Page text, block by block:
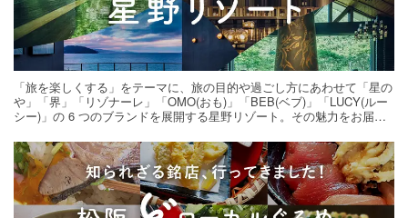
「旅を楽しくする」をテーマに、旅の目的や過ごし方にあわせて「星の
や」「界」「リゾナーレ」「OMO(おも)」「BEB(ベブ)」「LUCY(ルー
シー)」の 6 つのブランドを展開する星野リゾート。その魅力をお届け